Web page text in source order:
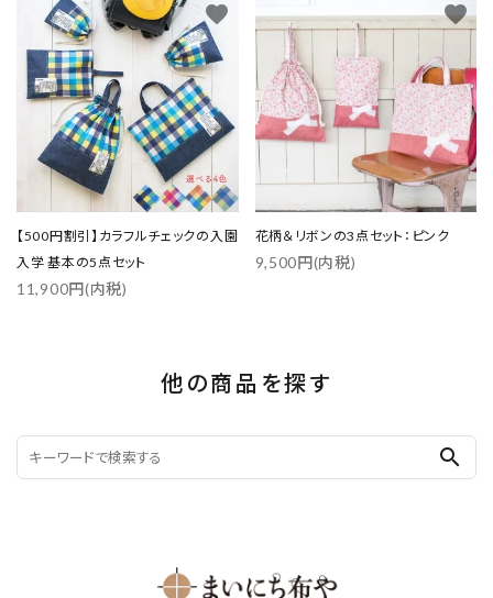
【500円割引】カラフルチェックの入園
入学 基本の5点セット
11,900円(内税)
favorite
花柄＆リボンの3点セット：ピンク
9,500円(内税)
favorite
他の商品を探す
search